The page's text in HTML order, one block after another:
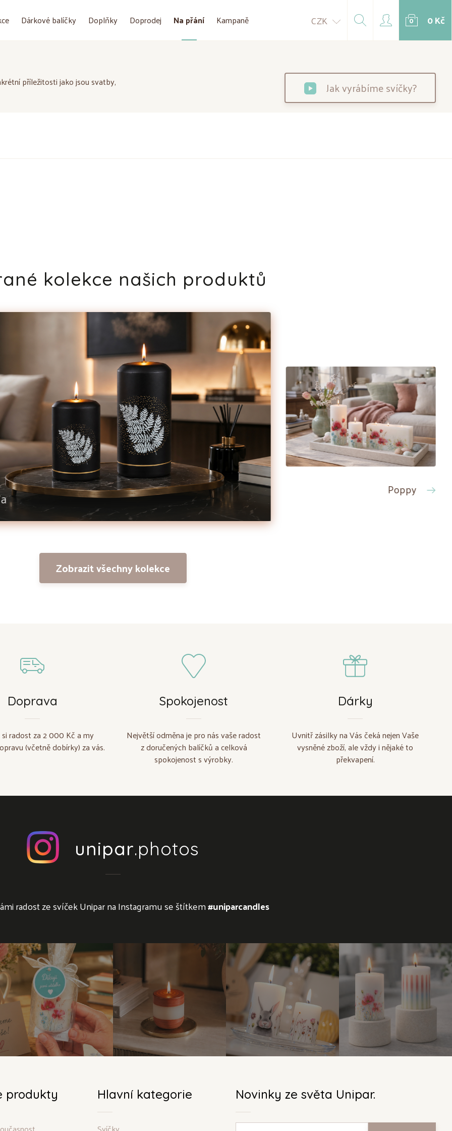
Dárkové balíčky Doplňky Doprodej Na přání Kampaně CZK 0 0 Kč
příležitosti jako jsou svatby, Jak vyrábíme svíčky?
kolekce našich produktů
Poppy
Zobrazit všechny kolekce
Doprava
radost za 2 000 Kč a my
(včetně dobírky) za vás.
Spokojenost
Největší odměna je pro nás vaše radost
z doručených balíčků a celková
spokojenost s výrobky.
Dárky
Uvnitř zásilky na Vás čeká nejen Vaše
vysněné zboží, ale vždy i nějaké to
překvapení.
unipar.photos
radost ze svíček Unipar na Instagramu se štítkem#uniparcandles
produkty Hlavní kategorie Novinky ze světa Unipar.